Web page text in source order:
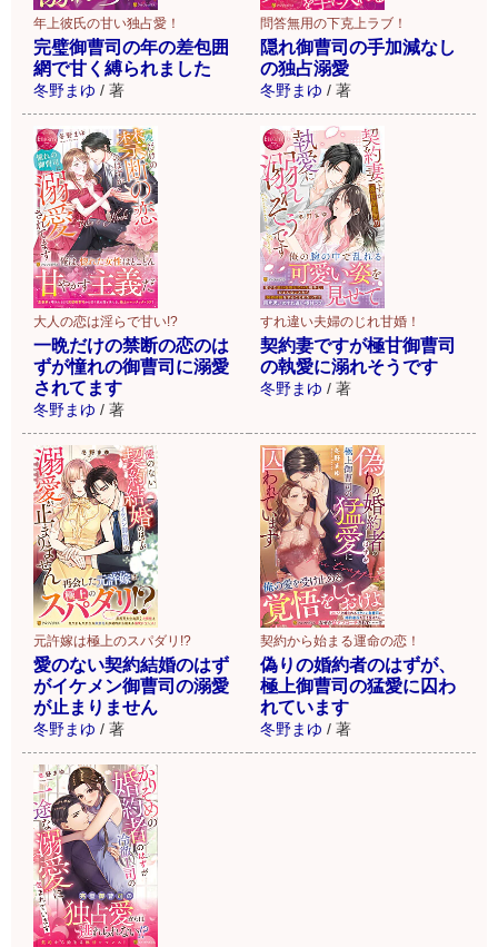
年上彼氏の甘い独占愛！
完璧御曹司の年の差包囲
網で甘く縛られました
冬野まゆ / 著
問答無用の下克上ラブ！
隠れ御曹司の手加減なし
の独占溺愛
冬野まゆ / 著
大人の恋は淫らで甘い!?
一晩だけの禁断の恋のは
ずが憧れの御曹司に溺愛
されてます
冬野まゆ / 著
すれ違い夫婦のじれ甘婚！
契約妻ですが極甘御曹司
の執愛に溺れそうです
冬野まゆ / 著
元許嫁は極上のスパダリ!?
愛のない契約結婚のはず
がイケメン御曹司の溺愛
が止まりません
冬野まゆ / 著
契約から始まる運命の恋！
偽りの婚約者のはずが、
極上御曹司の猛愛に囚わ
れています
冬野まゆ / 著